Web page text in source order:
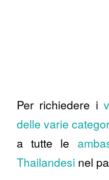
Per richiedere i
delle varie
a tutte le
Thailandesi nel